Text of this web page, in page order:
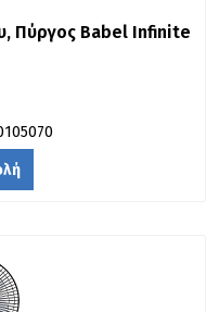
Πύργος Babel Infinite